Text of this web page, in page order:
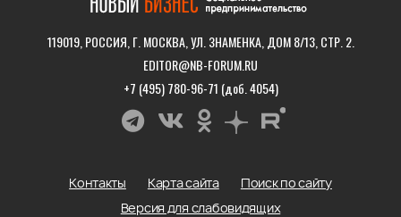
119019, РОССИЯ, Г. МОСКВА, УЛ. ЗНАМЕНКА, ДОМ 8/13, СТР. 2.
EDITOR@NB-FORUM.RU
+7 (495) 780-96-71 (доб. 4054)
Контакты Карта сайта
Поиск по сайту
Версия для слабовидящих